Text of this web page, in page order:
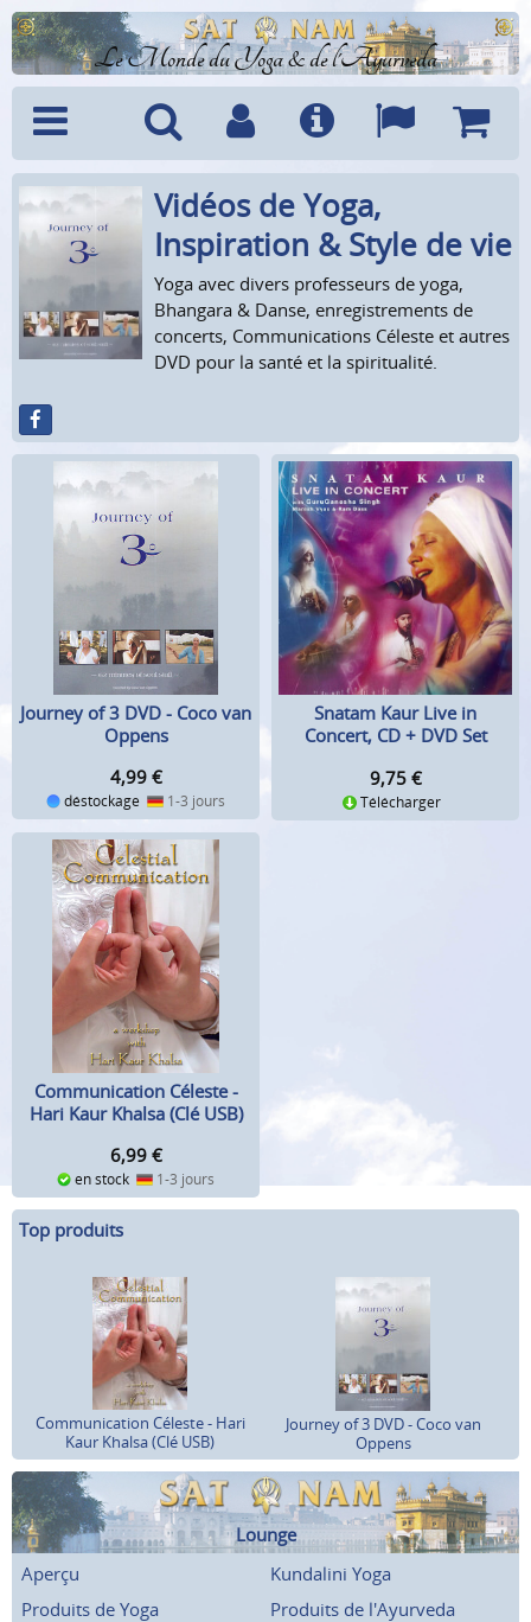
Le Monde du Yoga & de l'Ayurveda
Menu Recherche
CompteInfo Langues
Vidéos de Yoga,
Inspiration & Style de vie
Yoga avec divers professeurs de yoga,
Bhangara & Danse, enregistrements de
concerts, Communications Céleste et autres
DVD pour la santé et la spiritualité.
Journey of 3 DVD - Coco van
Oppens
4,99 €
déstockage 1-3 jours
Snatam Kaur Live in
Concert, CD + DVD Set
9,75 €
Télécharger
Communication Céleste -
Hari Kaur Khalsa (Clé USB)
6,99 €
en stock 1-3 jours
Top produits
Communication Céleste - Hari
Kaur Khalsa (Clé USB)
Journey of 3 DVD - Coco van
Oppens
Lounge
Aperçu
Kundalini Yoga
Produits de Yoga
Produits de l'Ayurveda